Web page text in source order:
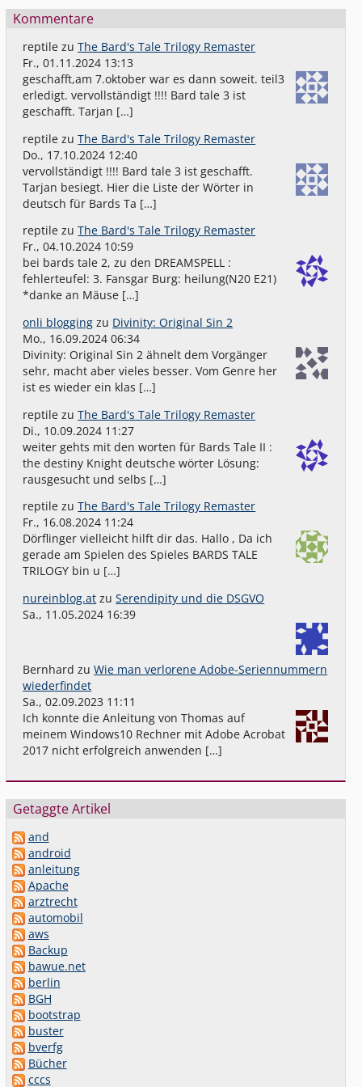
Kommentare
reptile zuThe Bard's Tale Trilogy Remaster
Fr., 01.11.2024 13:13
geschafft,am 7.oktober war es dann soweit. teil3
erledigt. vervollständigt !!!! Bard tale 3 ist
geschafft. Tarjan […]
reptile zuThe Bard's Tale Trilogy Remaster
Do., 17.10.2024 12:40
vervollständigt !!!! Bard tale 3 ist geschafft.
Tarjan besiegt. Hier die Liste der Wörter in
deutsch für Bards Ta […]
reptile zuThe Bard's Tale Trilogy Remaster
Fr., 04.10.2024 10:59
bei bards tale 2, zu den DREAMSPELL :
fehlerteufel: 3. Fansgar Burg: heilung(N20 E21)
*danke an Mäuse […]
onli blogging zu Divinity: Original Sin 2
Mo., 16.09.2024 06:34
Divinity: Original Sin 2 ähnelt dem Vorgänger
sehr, macht aber vieles besser. Vom Genre her
ist es wieder ein klas […]
reptile zuThe Bard's Tale Trilogy Remaster
Di., 10.09.2024 11:27
weiter gehts mit den worten für Bards Tale II :
the destiny Knight deutsche wörter Lösung:
rausgesucht und selbs […]
reptile zuThe Bard's Tale Trilogy Remaster
Fr., 16.08.2024 11:24
Dörflinger vielleicht hilft dir das. Hallo , Da ich
gerade am Spielen des Spieles BARDS TALE
TRILOGY bin u […]
nureinblog.at zuSerendipity und die DSGVO
Sa., 11.05.2024 16:39
Bernhard zuWie man verlorene Adobe-Seriennummern
wiederfindet
Sa., 02.09.2023 11:11
Ich konnte die Anleitung von Thomas auf
meinem Windows10 Rechner mit Adobe Acrobat
2017 nicht erfolgreich anwenden […]
Getaggte Artikel
and
android
anleitung
Apache
arztrecht
automobil
aws
Backup
bawue.net
berlin
BGH
bootstrap
buster
bverfg
Bücher
cccs